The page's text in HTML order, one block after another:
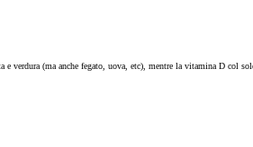
verdura (ma anche fegato, uova, etc), mentre la vitamina D col